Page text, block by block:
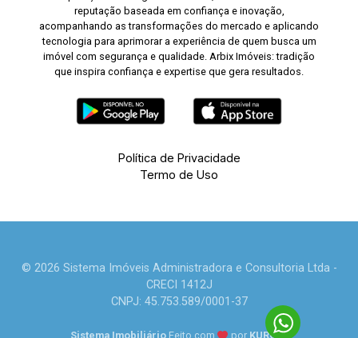
reputação baseada em confiança e inovação,
acompanhando as transformações do mercado e aplicando
tecnologia para aprimorar a experiência de quem busca um
imóvel com segurança e qualidade. Arbix Imóveis: tradição
que inspira confiança e expertise que gera resultados.
Política de Privacidade
Termo de Uso
© 2026 Sistema Imóveis Administradora e Consultoria Ltda -
CRECI 1412J
CNPJ: 45.753.589/0001-37
Sistema Imobiliário Feito com por KUROLE